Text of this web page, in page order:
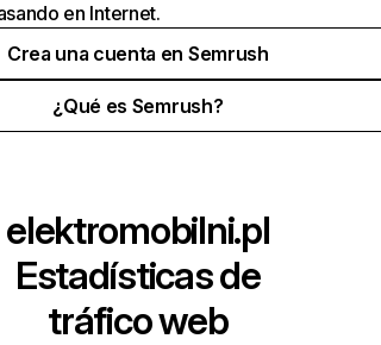
en Internet.
Crea una cuenta en Semrush
¿Qué es Semrush?
elektromobilni.pl
Estadísticas de
tráfico web